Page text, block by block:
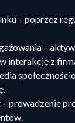
– poprzez
–
interakcję z
– prowadzenie